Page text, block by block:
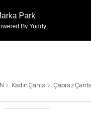
Park
By Yuddy
Kadın Çanta Çapraz Çanta